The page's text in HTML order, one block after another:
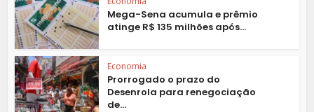
Mega-Sena acumula e prêmio
atinge R$ 135 milhões após...
Economia
Prorrogado o prazo do
Desenrola para renegociação
de...